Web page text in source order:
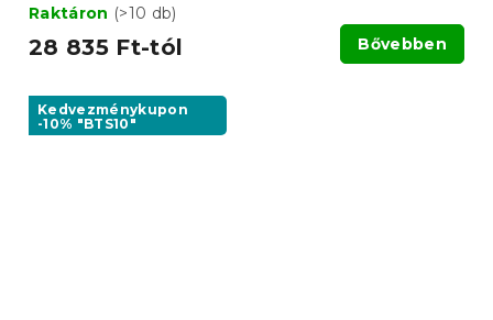
Raktáron (>10 db)
28 835 Ft-tól Bővebben
Kedvezménykupon
-10% "BTS10"